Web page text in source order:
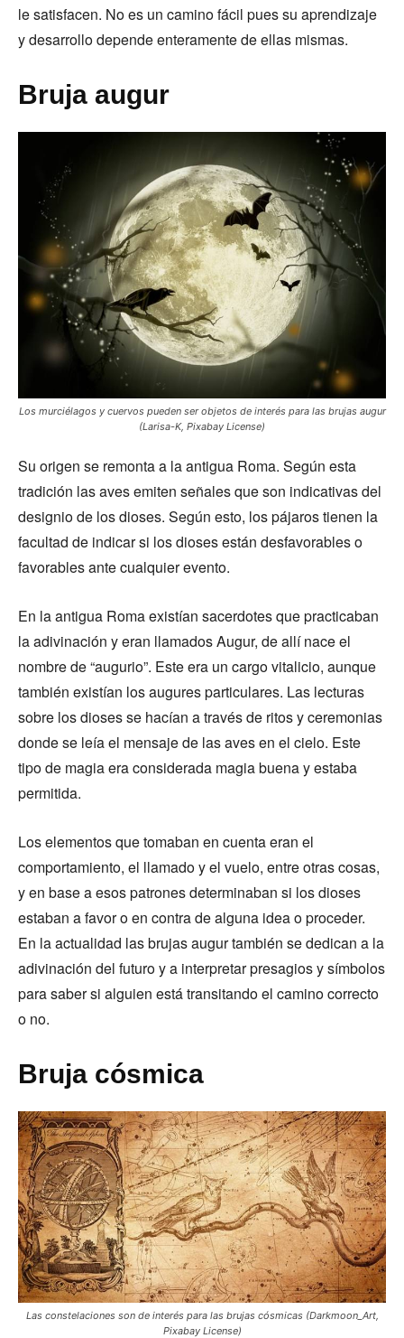
le satisfacen. No es un camino fácil pues su aprendizaje
y desarrollo depende enteramente de ellas mismas.
Bruja augur
Los murciélagos y cuervos pueden ser objetos de interés para las brujas augur
(Larisa-K, Pixabay License)
Su origen se remonta a la antigua Roma. Según esta
tradición las aves emiten señales que son indicativas del
designio de los dioses. Según esto, los pájaros tienen la
facultad de indicar si los dioses están desfavorables o
favorables ante cualquier evento.
En la antigua Roma existían sacerdotes que practicaban
la adivinación y eran llamados Augur, de allí nace el
nombre de “augurio”. Este era un cargo vitalicio, aunque
también existían los augures particulares. Las lecturas
sobre los dioses se hacían a través de ritos y ceremonias
donde se leía el mensaje de las aves en el cielo. Este
tipo de magia era considerada magia buena y estaba
permitida.
Los elementos que tomaban en cuenta eran el
comportamiento, el llamado y el vuelo, entre otras cosas,
y en base a esos patrones determinaban si los dioses
estaban a favor o en contra de alguna idea o proceder.
En la actualidad las brujas augur también se dedican a la
adivinación del futuro y a interpretar presagios y símbolos
para saber si alguien está transitando el camino correcto
o no.
Bruja cósmica
Las constelaciones son de interés para las brujas cósmicas (Darkmoon_Art,
Pixabay License)